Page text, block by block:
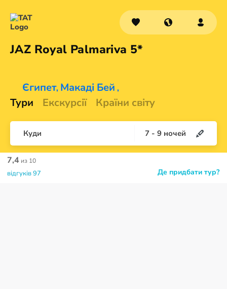
JAZ Royal Palmariva 5*
Єгипет, Макаді Бей ,
Тури Екскурсії Країни світу
Куди 7 - 9 ночей
Де придбати тур?
7,4 из 10
відгуків 97